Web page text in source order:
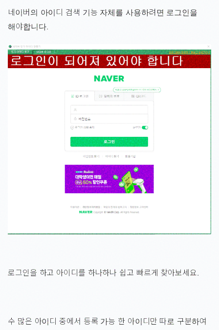
네이버의 아이디 검색 기능 자체를 사용하려면 로그인을
해야합니다.
로그인을 하고 아이디를 하나하나 쉽고 빠르게 찾아보세요.
수 많은 아이디 중에서 등록 가능 한 아이디만 따로 구분하여